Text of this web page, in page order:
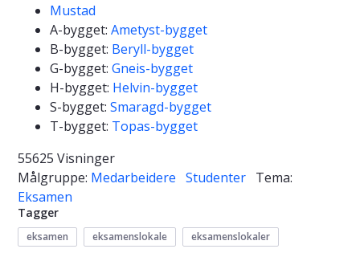
Mustad
A-bygget: Ametyst-bygget
B-bygget: Beryll-bygget
G-bygget: Gneis-bygget
H-bygget: Helvin-bygget
S-bygget: Smaragd-bygget
T-bygget: Topas-bygget
55625 Visninger
Målgruppe: Medarbeidere Studenter Tema:
Eksamen
Tagger
eksamen eksamenslokale eksamenslokaler